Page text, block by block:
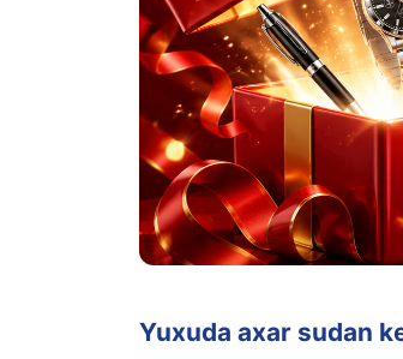
Yuxuda axar sudan